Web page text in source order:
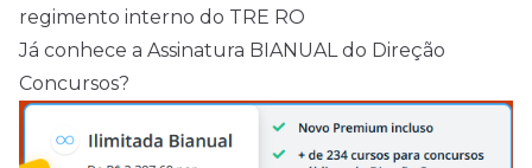
regimento interno do TRE RO
Já conhece a Assinatura BIANUAL do Direção
Concursos?